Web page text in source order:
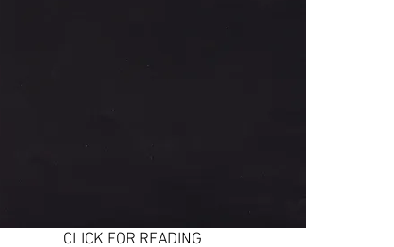
CLICK FOR READING